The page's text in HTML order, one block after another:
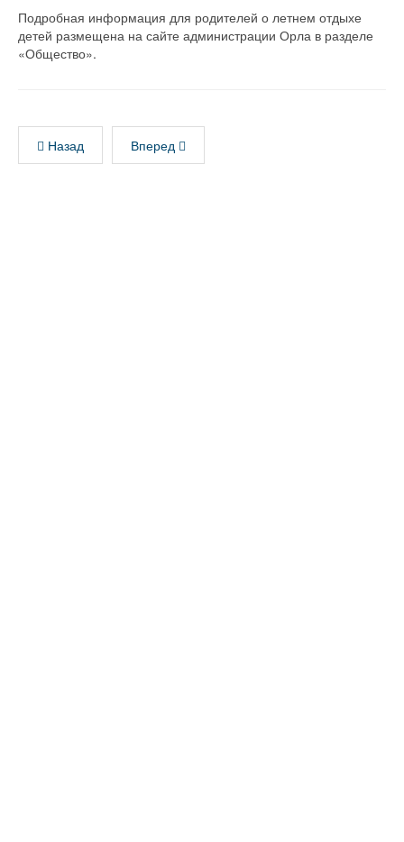
Подробная информация для родителей о летнем отдыхе
детей размещена на сайте администрации Орла в разделе
«Общество».
Назад Вперед